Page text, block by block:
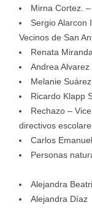
Mirna Cortez.
Sergio Alarcon
Vecinos de San
Renata
Andrea
Melanie
Ricardo Klapp
Rechazo –
directivos
Carlos
Personas
Alejandra
Alejandra Díaz